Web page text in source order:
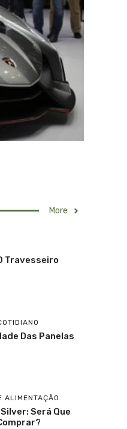
More
Travesseiro
Das Panelas
ALIMENTAÇÃO
Será Que